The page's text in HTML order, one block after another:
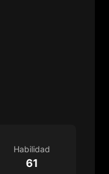
Habilidad
61